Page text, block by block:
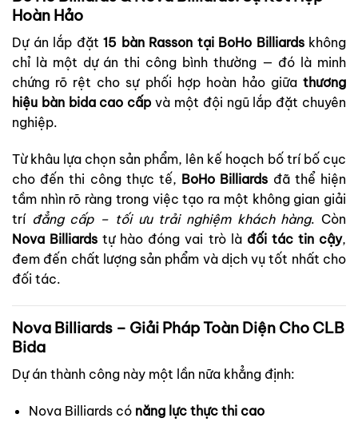
Hoàn Hảo
Dự án lắp đặt 15 bàn Rasson tại BoHo Billiardskhông
chỉ là một dự án thi công bình thường — đó là minh
chứng rõ rệt cho sự phối hợp hoàn hảo giữa thương
hiệu bàn bida cao cấpvà một đội ngũ lắp đặt chuyên
nghiệp.
Từ khâu lựa chọn sản phẩm, lên kế hoạch bố trí bố cục
cho đến thi công thực tế, BoHo Billiards đã thể hiện
tầm nhìn rõ ràng trong việc tạo ra một không gian giải
trí đẳng cấp – tối ưu trải nghiệm khách hàng. Còn
Nova Billiards tự hào đóng vai trò là đối tác tin cậy,
đem đến chất lượng sản phẩm và dịch vụ tốt nhất cho
đối tác.
Nova Billiards – Giải Pháp Toàn Diện Cho CLB
Bida
Dự án thành công này một lần nữa khẳng định:
Nova Billiards có năng lực thực thi cao